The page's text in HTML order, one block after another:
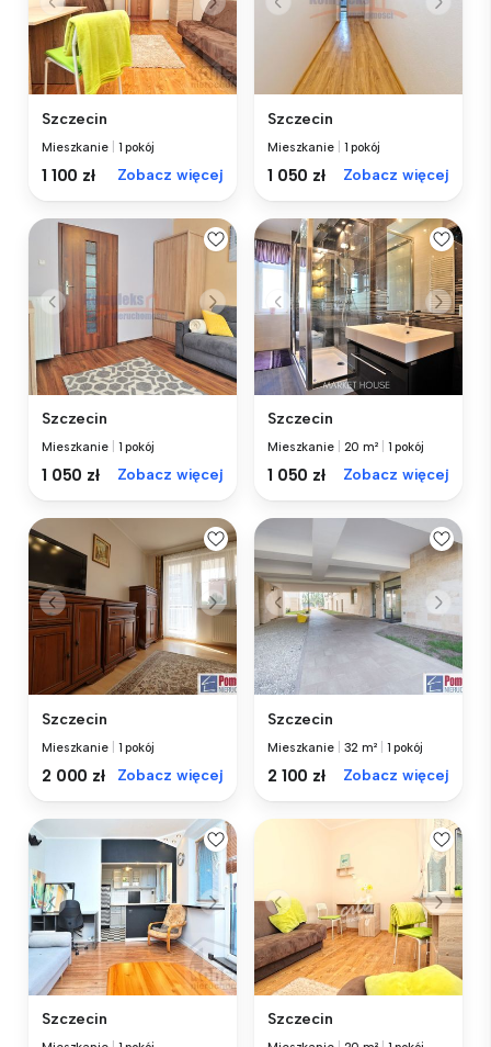
Szczecin
Mieszkanie 1 pokój
1 100 zł Zobacz więcej
Szczecin
Mieszkanie 1 pokój
1 050 zł Zobacz więcej
Szczecin
Mieszkanie 1 pokój
1 050 zł Zobacz więcej
Szczecin
Mieszkanie 20 m² 1 pokój
1 050 zł Zobacz więcej
Szczecin
Mieszkanie 1 pokój
2 000 zł Zobacz więcej
Szczecin
Mieszkanie 32 m² 1 pokój
2 100 zł Zobacz więcej
Szczecin Szczecin